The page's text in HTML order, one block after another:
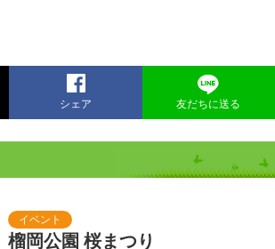
シェア 友だちに送る
榴岡公園 桜まつり